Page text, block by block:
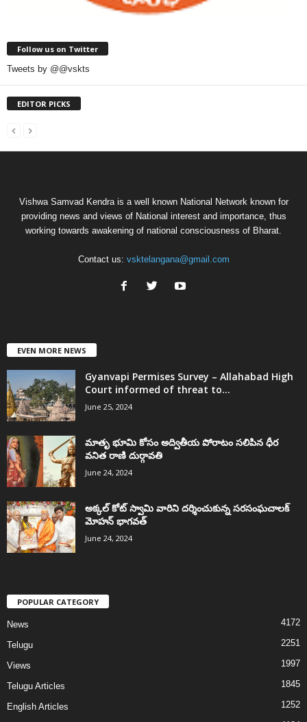
Follow us on Twitter
Tweets by @@vskts
EDITOR PICKS
Vishwa Samvad Kendra is a well known National Network known for
providing news and views of National interest and importance, thus
working towards awakening of national consciousness of Bharat.
Contact us: vsktelangana@gmail.com
EVEN MORE NEWS
Gyanvapi Permises Survey – Allahabad High
Court informed of threat to...
June 25, 2024
మాతృ భూమి కోసం అద్వితీయ పోరాటం సలిపిన ధీర
వనిత రాణి దుర్గావతి
June 24, 2024
అక్కల్‌ కోట్‌ స్వామి వారిని దర్శించుకున్న సరసంఘచాలక్
మోహన్ భాగవత్
June 24, 2024
POPULAR CATEGORY
News 4172
Telugu 2251
Views 1997
Telugu Articles 1845
English Articles
1252